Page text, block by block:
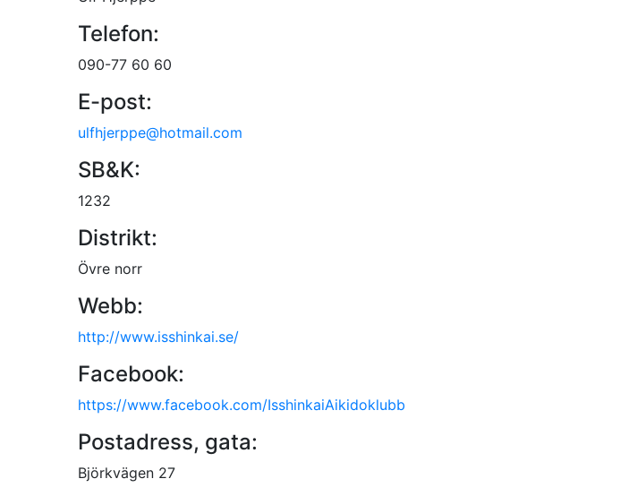
Telefon:
090-77 60 60
E-post:
ulfhjerppe@hotmail.com
SB&K:
1232
Distrikt:
Övre norr
Webb:
http://www.isshinkai.se/
Facebook:
https://www.facebook.com/IsshinkaiAikidoklubb
Postadress, gata:
Björkvägen 27